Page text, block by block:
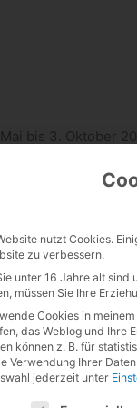
bis 3. Okto­ber
nutzt Cookies.
zu verbessern.
unter 16 Jahre alt
müssen Sie Ihre
Cookies in
das Weblog und Ihre
können z. B. für
Verwendung Ihrer
jederzeit unter